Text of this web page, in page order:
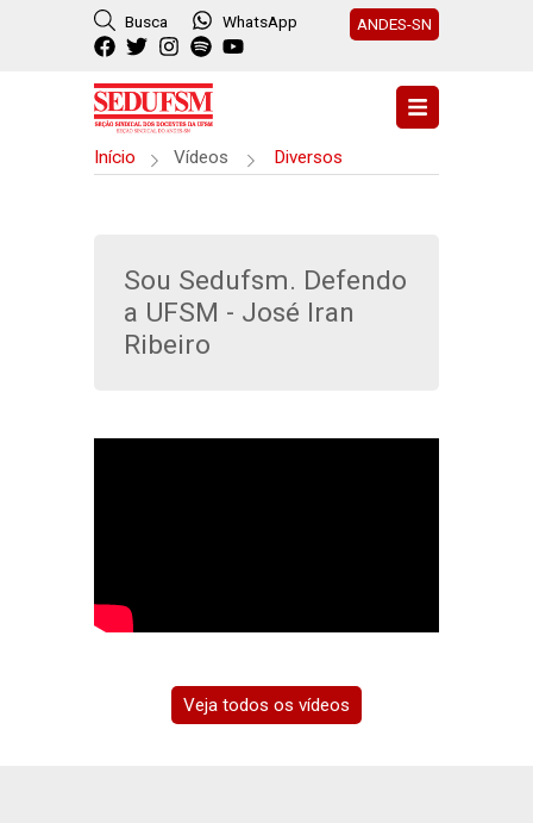
Busca WhatsApp ANDES-SN
Início Vídeos Diversos
Sou Sedufsm. Defendo
a UFSM - José Iran
Ribeiro
Veja todos os vídeos